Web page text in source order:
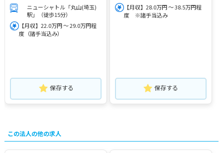
ニューシャトル「丸山(埼玉)
駅」（徒歩15分）
【月収】22.0万円 ～ 29.0万円程
度（諸手当込み）
保存する
【月収】28.0万円 ～ 38.5万円程
度 ※諸手当込み
保存する
この法人の他の求人